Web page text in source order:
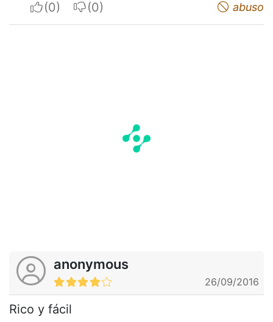
I apreciateI do not appreciate abuso
anonymous
26/09/2016
Rico y fácil